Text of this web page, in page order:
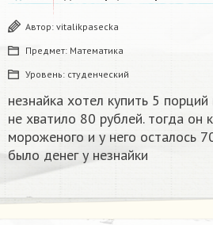
Автор: vitalikpasecka
Предмет: Математика
Уровень: студенческий
незнайка хотел купить 5
не хватило 80 рублей. тогда он
мороженого и у него осталось
было денег у незнайки